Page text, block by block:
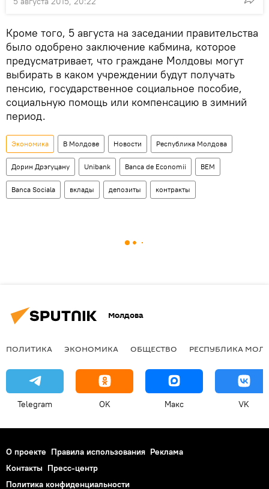
Кроме того, 5 августа на заседании правительства
было одобрено заключение кабмина, которое
предусматривает, что граждане Молдовы могут
выбирать в каком учреждении будут получать
пенсию, государственное социальное пособие,
социальную помощь или компенсацию в зимний
период.
Экономика В Молдове Новости Республика Молдова
Дорин Дрэгуцану Unibank Banca de Economii ВЕМ
Banca Sociala вклады депозиты контракты
Молдова
ПОЛИТИКА ЭКОНОМИКА ОБЩЕСТВО РЕСПУБЛИКА
Telegram OK Макс VK
О проекте Правила использования Реклама
Контакты Пресс-центр
Политика конфиденциальности